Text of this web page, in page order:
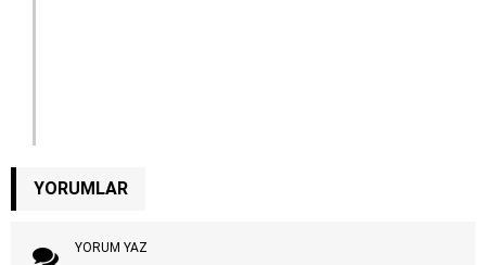
YORUMLAR
YORUM YAZ